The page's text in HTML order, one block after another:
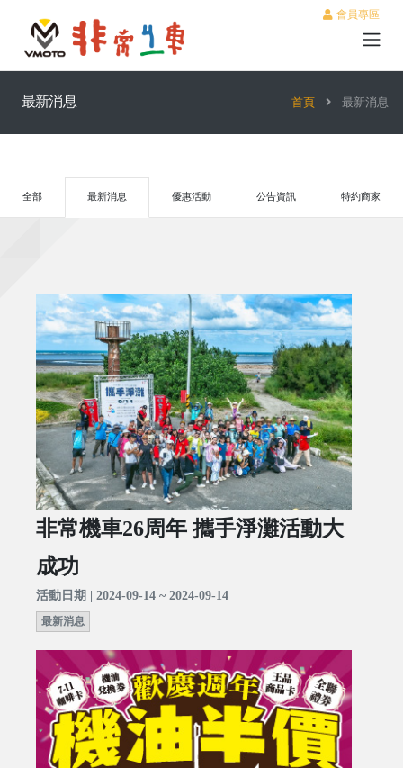
會員專區
最新消息 首頁 最新消息
全部 最新消息 優惠活動 公告資訊 特約商家
非常機車26周年 攜手淨灘活動大
成功
活動日期 | 2024-09-14 ~ 2024-09-14
最新消息